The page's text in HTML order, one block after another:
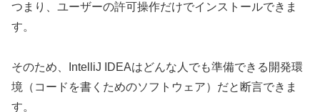
つまり、ユーザーの許可操作だけでインストールできま
す。
そのため、IntelliJ IDEAはどんな人でも準備できる開発環
境（コードを書くためのソフトウェア）だと断言できま
す。